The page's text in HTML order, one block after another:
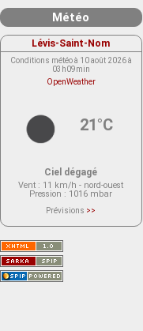
Météo
Lévis-Saint-Nom
Conditions météo à 10 août 2026 à
03h09min
OpenWeather
21°C
Ciel dégagé
Vent : 11 km/h - nord-ouest
Pression : 1016 mbar
Prévisions >>
actuellement aucune prévision
Saint-Nom.
Veuillez consulter le message du
service ci-dessous.
(401 - Invalid API key. Please see
https://openweathermap.org/faq#error401